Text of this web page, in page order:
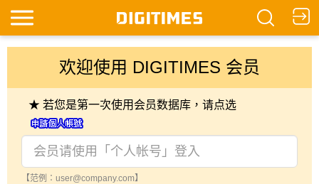
欢迎使用 DIGITIMES 会员
★ 若您是第一次使用会员数据库，请点选
【范例：user@company.com】